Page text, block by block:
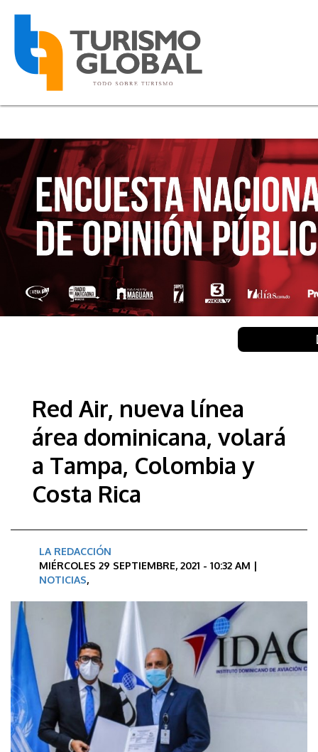
Red Air, nueva línea
área dominicana, volará
a Tampa, Colombia y
Costa Rica
LA REDACCIÓN
MIÉRCOLES 29 SEPTIEMBRE, 2021 - 10:32 AM |
NOTICIAS,